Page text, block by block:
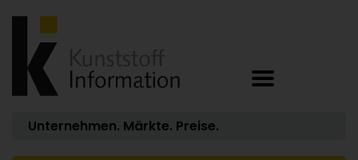
Unternehmen. Märkte. Preise.